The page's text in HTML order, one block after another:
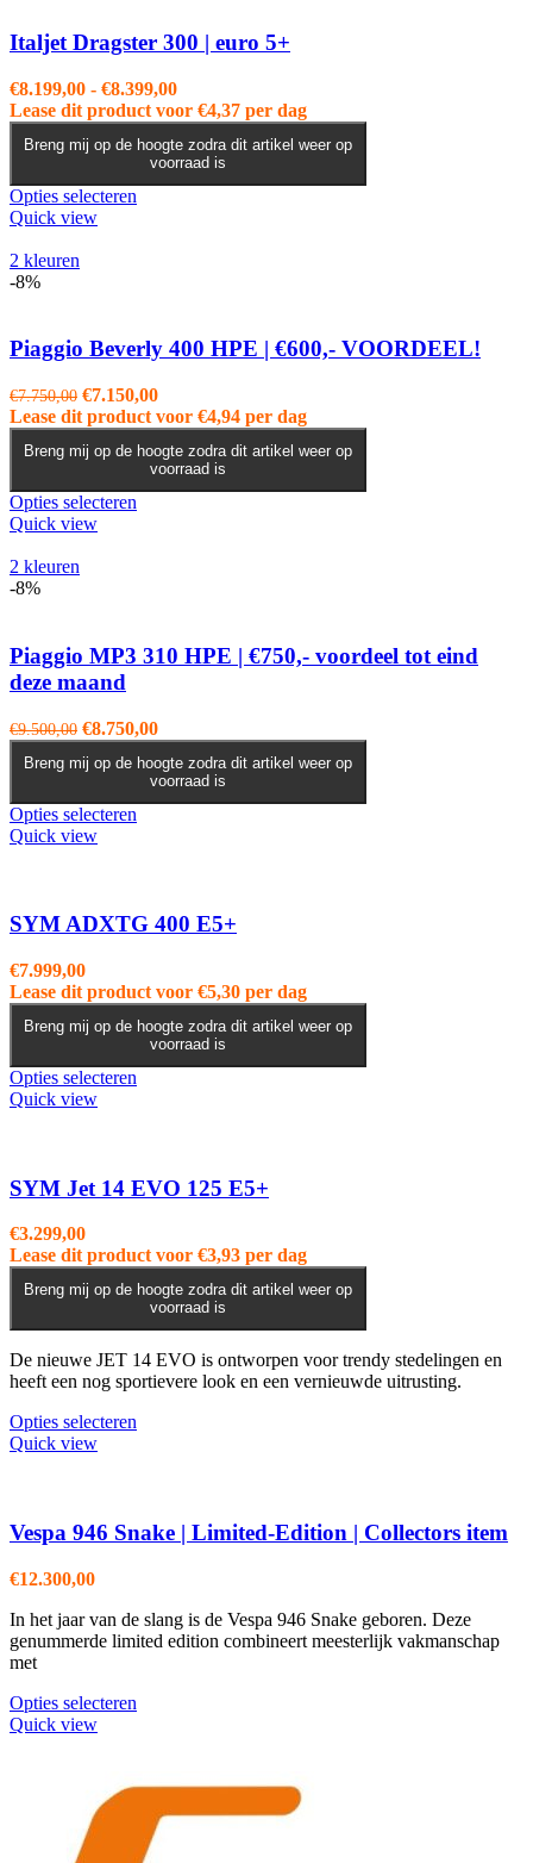
optie
kan
gekozen
worden
op
de
productpagina
Italjet Dragster 300 | euro 5+
€8.199,00 - €8.399,00Prijsklasse:
€8.199,00
tot
€8.399,00
Lease dit product voor €4,37 per dag
Breng mij op de hoogte zodra dit artikel weer op
voorraad is
Opties selecteren
kan
gekozen
worden
op
de
productpagina
Quick view
2 kleuren
-8%
Piaggio Beverly 400 HPE | €600,- VOORDEEL!
€7.750,00 Oorspronkelijke
prijs
was:
€7.750,00.
€7.150,00Huidige
prijs
is:
€7.150,00.
Lease dit product voor €4,94 per dag
Breng mij op de hoogte zodra dit artikel weer op
voorraad is
Opties selecteren
kan
gekozen
de
productpagina
Quick view
2 kleuren
-8%
Piaggio MP3 310 HPE | €750,- voordeel tot eind
deze maand
€9.500,00 Oorspronkelijke
prijs
was:
€9.500,00.
€8.750,00Huidige
prijs
is:
€8.750,00.
Breng mij op de hoogte zodra dit artikel weer op
voorraad is
Opties selecteren
Deze
gekozen
worden
op
de
productpagina
Quick view
SYM ADXTG 400 E5+
€7.999,00
Lease dit product voor €5,30 per dag
Breng mij op de hoogte zodra dit artikel weer op
voorraad is
Opties selecteren
Deze
optie
gekozen
worden
op
de
productpagina
Quick view
SYM Jet 14 EVO 125 E5+
€3.299,00
Lease dit product voor €3,93 per dag
Breng mij op de hoogte zodra dit artikel weer op
voorraad is
De nieuwe JET 14 EVO is ontworpen voor trendy stedelingen en
heeft een nog sportievere look en een vernieuwde uitrusting.
Opties selecteren
Deze
optie
worden
op
Quick view
Vespa 946 Snake | Limited-Edition | Collectors item
€12.300,00
In het jaar van de slang is de Vespa 946 Snake geboren. Deze
genummerde limited edition combineert meesterlijk vakmanschap
met
Opties selecteren
Quick view